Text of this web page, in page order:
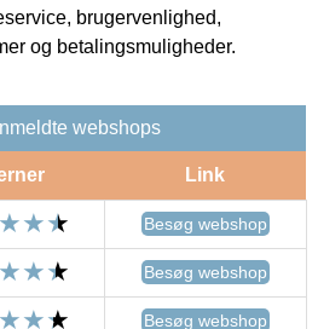
brugervenlighed,
og betalingsmuligheder.
webshops
Link
Besøg webshop
Besøg webshop
Besøg webshop